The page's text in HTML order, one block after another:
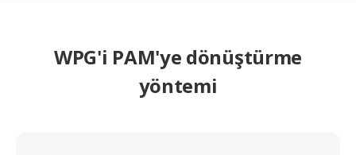
WPG'i PAM'ye dönüştürme
yöntemi